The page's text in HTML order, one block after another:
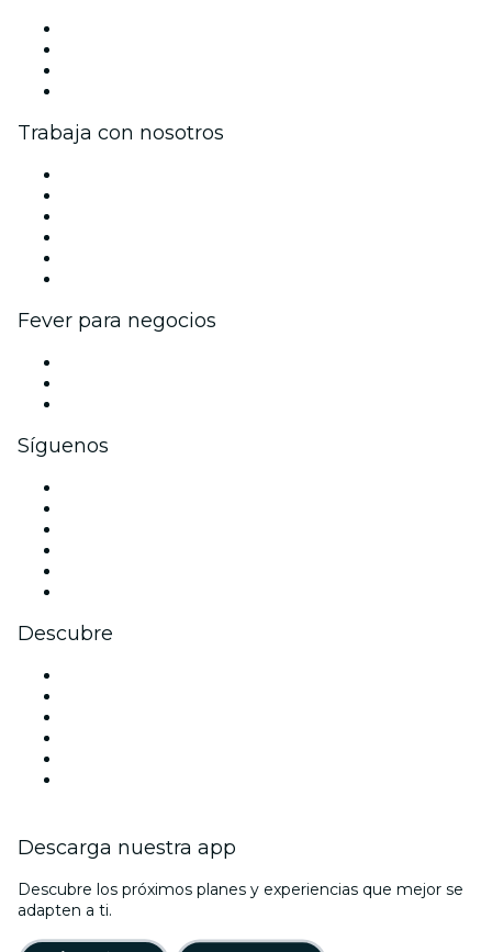
Trabaja con nosotros
Fever para negocios
Síguenos
Descubre
Descarga nuestra app
Descubre los próximos planes y experiencias que mejor se
adapten a ti.